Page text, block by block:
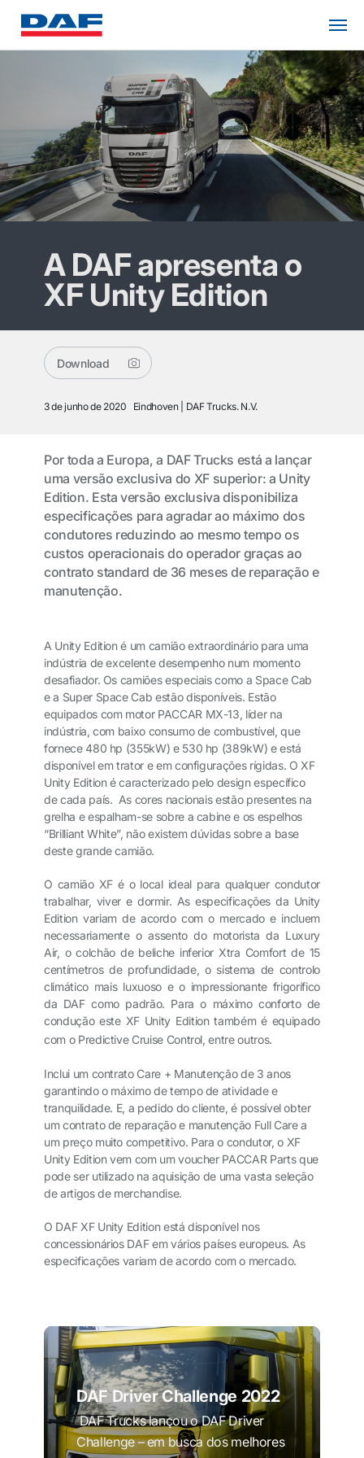
A DAF apresenta o
XF Unity Edition
Download
3 de junho de 2020 Eindhoven DAF Trucks. N.V.
Por toda a Europa, a DAF Trucks está a lançar
uma versão exclusiva do XF superior: a Unity
Edition. Esta versão exclusiva disponibiliza
especificações para agradar ao máximo dos
condutores reduzindo ao mesmo tempo os
custos operacionais do operador graças ao
contrato standard de 36 meses de reparação e
manutenção.
A Unity Edition é um camião extraordinário para uma
indústria de excelente desempenho num momento
desafiador. Os camiões especiais como a Space Cab
e a Super Space Cab estão disponíveis. Estão
equipados com motor PACCAR MX-13, líder na
indústria, com baixo consumo de combustível, que
fornece 480 hp (355kW) e 530 hp (389kW) e está
disponível em trator e em configurações rígidas. O XF
Unity Edition é caracterizado pelo design específico
de cada país. As cores nacionais estão presentes na
grelha e espalham-se sobre a cabine e os espelhos
“Brilliant White”, não existem dúvidas sobre a base
deste grande camião.
O camião XF é o local ideal para qualquer condutor
trabalhar, viver e dormir. As especificações da Unity
Edition variam de acordo com o mercado e incluem
necessariamente o assento do motorista da Luxury
Air, o colchão de beliche inferior Xtra Comfort de 15
centímetros de profundidade, o sistema de controlo
climático mais luxuoso e o impressionante frigorífico
da DAF como padrão. Para o máximo conforto de
condução este XF Unity Edition também é equipado
com o Predictive Cruise Control, entre outros.
Inclui um contrato Care + Manutenção de 3 anos
garantindo o máximo de tempo de atividade e
tranquilidade. E, a pedido do cliente, é possível obter
um contrato de reparação e manutenção Full Care a
um preço muito competitivo. Para o condutor, o XF
Unity Edition vem com um voucher PACCAR Parts que
pode ser utilizado na aquisição de uma vasta seleção
de artigos de merchandise.
O DAF XF Unity Edition está disponível nos
concessionários DAF em vários países europeus. As
especificações variam de acordo com o mercado.
DAF Driver Challenge 2022
DAF Trucks lançou o DAF Driver
Challenge – em busca dos melhores